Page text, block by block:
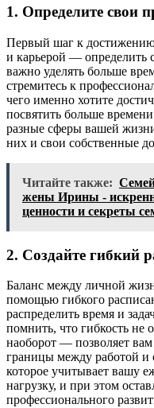
1. Определите свои
Первый шаг к
и карьерой — определить
важно уделять больше
стремитесь к
чего именно хотите
посвятить больше
разные сферы вашей
них и свои собственные
Читайте также:
жены Ирины -
ценности и секреты
2. Создайте гибкий
Баланс между личной
помощью гибкого
распределить время и
помнить, что гибкость не
наоборот — позволяет
границы между работой и
которое учитывает вашу
нагрузку, и при этом
профессионального